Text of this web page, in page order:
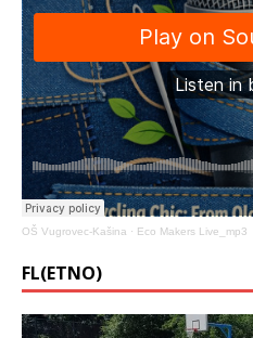
OŠ Vugrovec-Kašina · Eco Makers Live_mp3
FL(ETNO)